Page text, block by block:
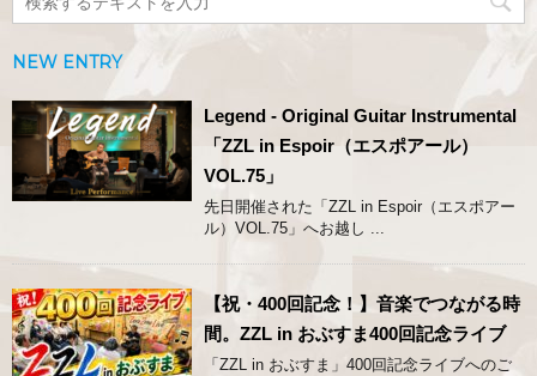
NEW ENTRY
Legend - Original Guitar Instrumental
「ZZL in Espoir（エスポアール）
VOL.75」
先日開催された「ZZL in Espoir（エスポアー
ル）VOL.75」へお越し ...
【祝・400回記念！】音楽でつながる時
間。ZZL in おぶすま400回記念ライブ
「ZZL in おぶすま」400回記念ライブへのご